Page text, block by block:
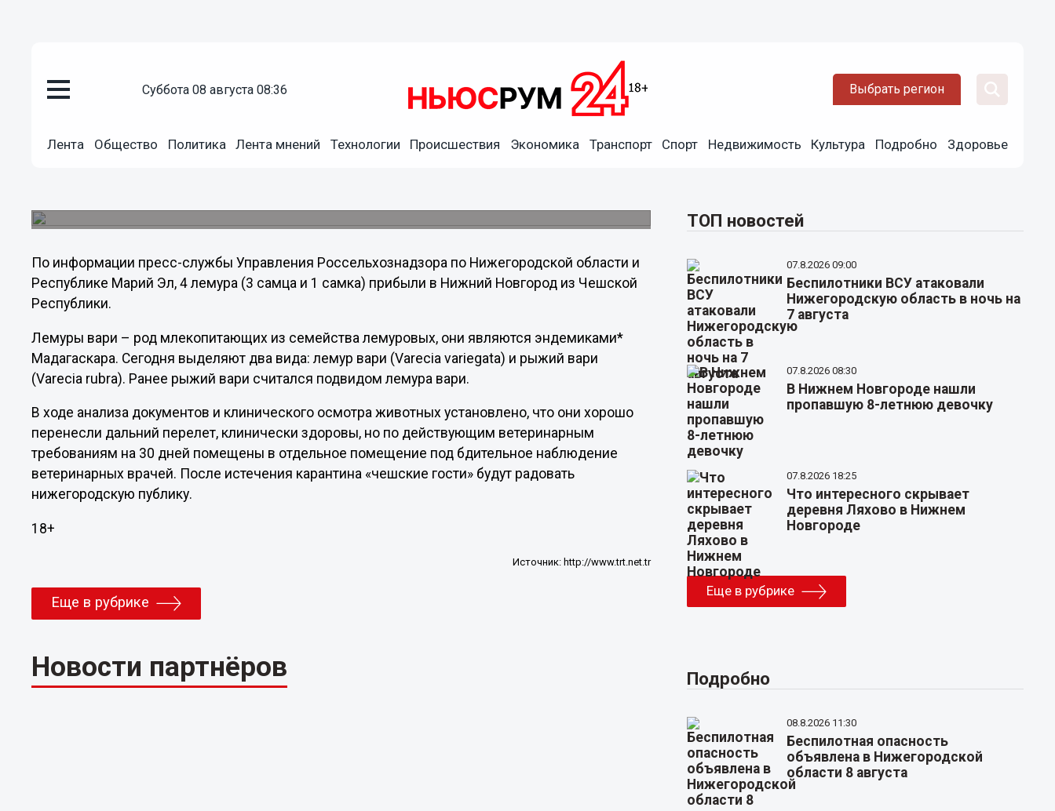
суббота 08 августа 08:36 Выбрать регион
Лента Общество Политика Лента мнений Технологии Происшествия Экономика Транспорт Спорт Недвижимость Культура Подробно Здоровье
22.05.2013 12:10
Лемуры вари, прибывшие в Нижний Новгород, задержаны
на карантин
По информации пресс-службы Управления Россельхознадзора по Нижегородской области и
Республике Марий Эл, 4 лемура (3 самца и 1 самка) прибыли в Нижний Новгород из Чешской
Республики.
Лемуры вари – род млекопитающих из семейства лемуровых, они являются эндемиками*
Мадагаскара. Сегодня выделяют два вида: лемур вари (Varecia variegata) и рыжий вари
(Varecia rubra). Ранее рыжий вари считался подвидом лемура вари.
В ходе анализа документов и клинического осмотра животных установлено, что они хорошо
перенесли дальний перелет, клинически здоровы, но по действующим ветеринарным
требованиям на 30 дней помещены в отдельное помещение под бдительное наблюдение
ветеринарных врачей. После истечения карантина «чешские гости» будут радовать
нижегородскую публику.
18+
Источник: http://www.trt.net.tr
Еще в рубрике
Новости партнёров
ТОП новостей
07.8.2026 09:00
Беспилотники ВСУ атаковали
Нижегородскую область в ночь на
7 августа
07.8.2026 08:30
В Нижнем Новгороде нашли
пропавшую 8-летнюю девочку
07.8.2026 18:25
Что интересного скрывает
деревня Ляхово в Нижнем
Новгороде
Еще в рубрике
Подробно
08.8.2026 11:30
Беспилотная опасность
объявлена в Нижегородской
области 8 августа